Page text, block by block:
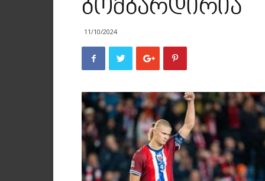
ბომბარდირია
11/10/2024